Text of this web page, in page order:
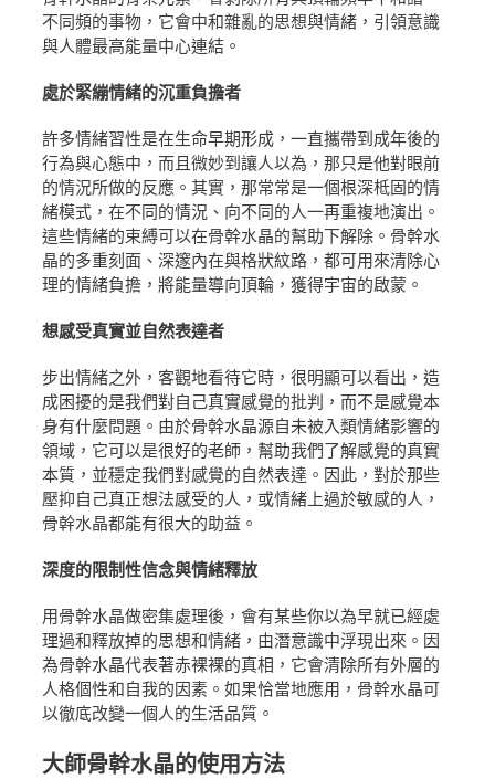
不同頻的事物，它會中和雜亂的思想與情緒，引領意識
與人體最高能量中心連結。
處於緊繃情緒的沉重負擔者
許多情緒習性是在生命早期形成，一直攜帶到成年後的
行為與心態中，而且微妙到讓人以為，那只是他對眼前
的情況所做的反應。其實，那常常是一個根深柢固的情
緒模式，在不同的情況、向不同的人一再重複地演出。
這些情緒的束縛可以在骨幹水晶的幫助下解除。骨幹水
晶的多重刻面、深邃內在與格狀紋路，都可用來清除心
理的情緒負擔，將能量導向頂輪，獲得宇宙的啟蒙。
想感受真實並自然表達者
步出情緒之外，客觀地看待它時，很明顯可以看出，造
成困擾的是我們對自己真實感覺的批判，而不是感覺本
身有什麼問題。由於骨幹水晶源自未被入類情緒影響的
領域，它可以是很好的老師，幫助我們了解感覺的真實
本質，並穩定我們對感覺的自然表達。因此，對於那些
壓抑自己真正想法感受的人，或情緒上過於敏感的人，
骨幹水晶都能有很大的助益。
深度的限制性信念與情緒釋放
用骨幹水晶做密集處理後，會有某些你以為早就已經處
理過和釋放掉的思想和情緒，由潛意識中浮現出來。因
為骨幹水晶代表著赤裸裸的真相，它會清除所有外層的
人格個性和自我的因素。如果恰當地應用，骨幹水晶可
以徹底改變一個人的生活品質。
大師骨幹水晶的使用方法